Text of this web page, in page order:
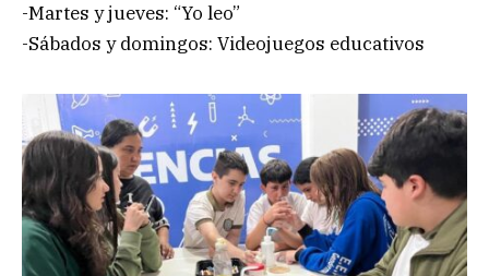
-Martes y jueves: “Yo leo”
-Sábados y domingos: Videojuegos educativos